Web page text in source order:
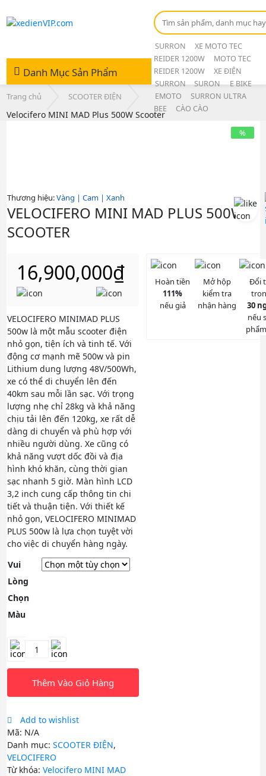
SURRON
XE MOTO TEC
REIDER 1200W
MOTO TEC
REIDER 1200W
XE ĐIỆN
SURRON
SURON
E BIKE
EMOTO
SURRON ULTRA
BEE
CÀO CÀO
Danh Mục Sản Phẩm
Trang chủ SCOOTER ĐIỆN
Velocifero MINI MAD Plus 500W Scooter
Thương hiệu:Vàng | Cam | Xanh
VELOCIFERO MINI MAD PLUS 500W
SCOOTER
16,900,000₫
%
VELOCIFERO MINIMAD PLUS
500w là một mẫu scooter điện
nhỏ gọn, tiện ích và tinh tế. Với
động cơ mạnh mẽ 500w và pin
Lithium dung lượng 48V/500Wh,
xe có thể di chuyển lên đến
40km sau mỗi lần sạc. Với trọng
lượng nhẹ chỉ 28kg và khả năng
chịu tải lên đến 120kg, xe rất dễ
dàng di chuyển và phù hợp với
nhiều người dùng. Xe cũng có
khả năng vượt dốc đồi và địa
hình khó khăn, cùng thời gian
sạc nhanh 5 giờ. Màn hình LCD
3,2 inch cung cấp thông tin chi
tiết và thuận tiện. Với thiết kế
nhỏ gọn, VELOCIFERO MINIMAD
PLUS 500w là lựa chọn tuyệt vời
cho việc di chuyển hàng ngày.
Vui
Lòng
Chọn
Màu
Velocifero
MINI
Scooter
số
lượng
Thêm Vào Giỏ Hàng
Add to wishlist
Mã: N/A
Danh mục: SCOOTER ĐIỆN,
VELOCIFERO
Từ khóa: Velocifero MINI MAD
Hoàn tiền
111%
nếu giả
Mở hộp
kiểm tra
nhận hàng
Đổi
30
nếu